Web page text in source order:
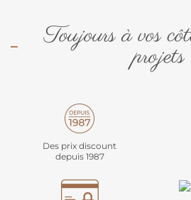
Toujours à vos
projets
Des prix discount
depuis 1987